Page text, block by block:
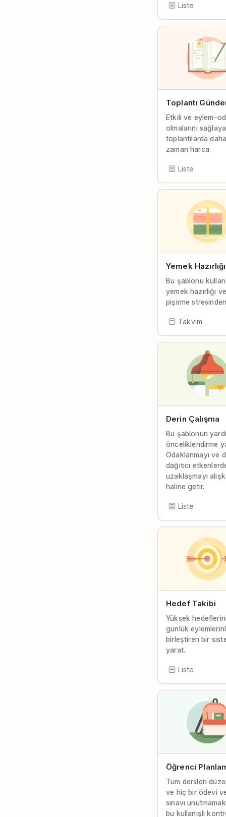
Liste
Toplantı
Etkili ve eylem-
olmalarını
toplantılarda
zaman harca.
Liste
Yemek Hazırlığı
Bu şablonu
yemek hazırlığı
pişirme
Takvim
Derin Çalışma
Bu şablonun
önceliklendirme
Odaklanmayı ve
dağıtıcı
uzaklaşmayı
haline getir.
Liste
Hedef Takibi
Yüksek
günlük
birleştiren bir
yarat.
Liste
Öğrenci
Tüm dersleri
ve hiç bir ödevi
sınavı
bu kullanışlı